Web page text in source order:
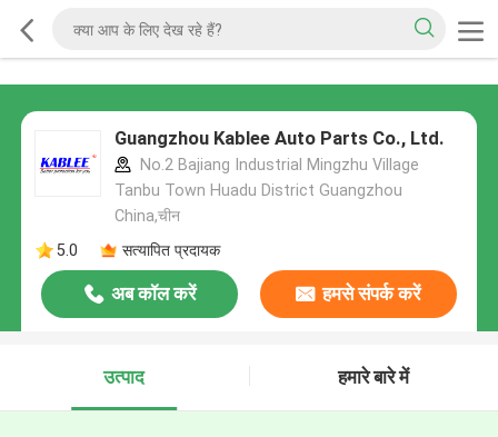
Guangzhou Kablee Auto Parts Co., Ltd.
No.2 Bajiang Industrial Mingzhu Village
Tanbu Town Huadu District Guangzhou
China,चीन
5.0
सत्यापित प्रदायक
अब कॉल करें हमसे संपर्क करें
उत्पाद हमारे बारे में